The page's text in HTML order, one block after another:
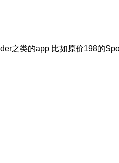
之类的app 比如原价198的